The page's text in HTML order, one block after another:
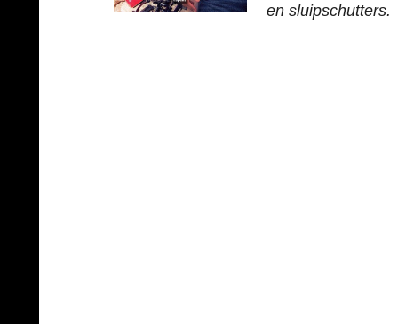
en sluipschutters.